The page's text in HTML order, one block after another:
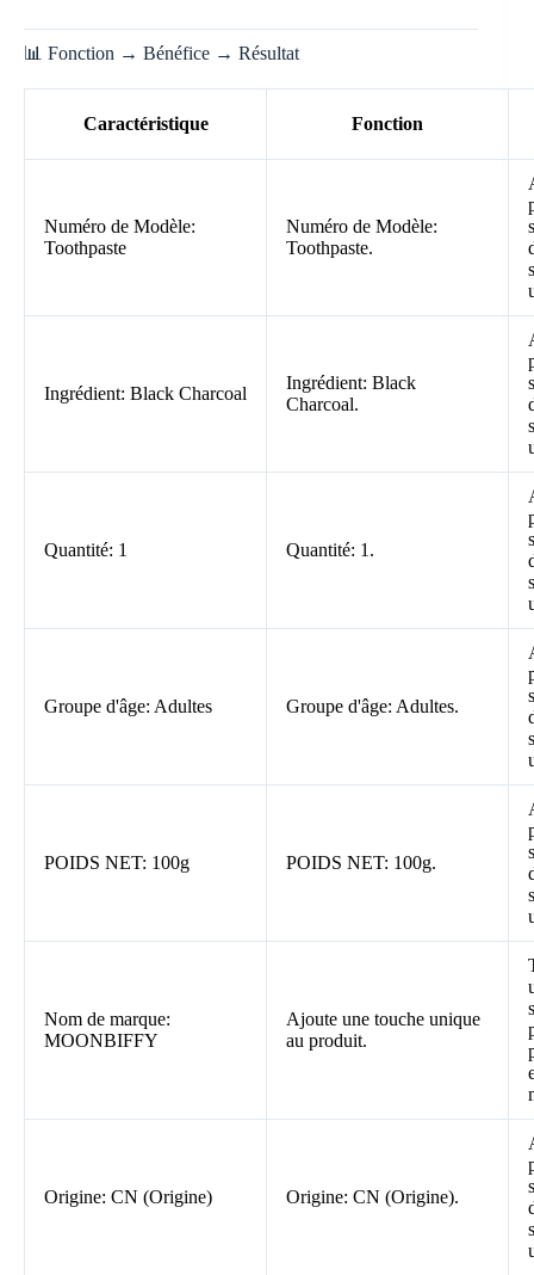
📊 Fonction → Bénéfice → Résultat
Caractéristique Fonction
Numéro de Modèle:
Toothpaste
Numéro de Modèle:
Toothpaste.
Ingrédient: Black Charcoal
Ingrédient: Black
Charcoal.
Quantité: 1 Quantité: 1.
Groupe d'âge: Adultes Groupe d'âge: Adultes.
POIDS NET: 100g POIDS NET: 100g.
Nom de marque:
MOONBIFFY
Ajoute une touche unique
au produit.
Origine: CN (Origine) Origine: CN (Origine).